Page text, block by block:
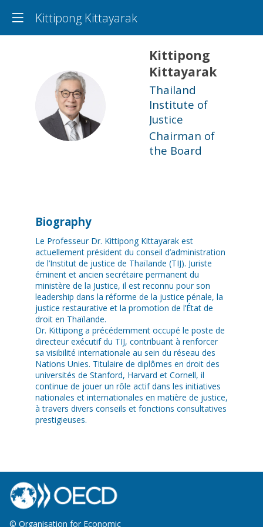
Kittipong Kittayarak
KK
Kittipong
Kittayarak
Thailand
Institute of
Justice
Chairman of
the Board
Biography
Le Professeur Dr. Kittipong Kittayarak est
actuellement président du conseil d’administration
de l’Institut de justice de Thaïlande (TIJ). Juriste
éminent et ancien secrétaire permanent du
ministère de la Justice, il est reconnu pour son
leadership dans la réforme de la justice pénale, la
justice restaurative et la promotion de l’État de
droit en Thaïlande.
Dr. Kittipong a précédemment occupé le poste de
directeur exécutif du TIJ, contribuant à renforcer
sa visibilité internationale au sein du réseau des
Nations Unies. Titulaire de diplômes en droit des
universités de Stanford, Harvard et Cornell, il
continue de jouer un rôle actif dans les initiatives
nationales et internationales en matière de justice,
à travers divers conseils et fonctions consultatives
prestigieuses.
© Organisation for Economic